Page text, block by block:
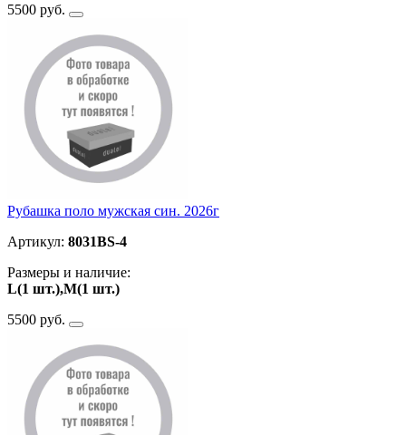
5500 руб.
Рубашка поло мужская син. 2026г
Артикул: 8031BS-4
Размеры и наличие:
L(1 шт.),M(1 шт.)
5500 руб.